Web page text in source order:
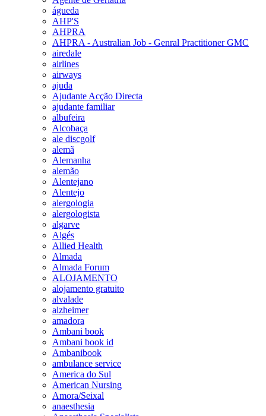
águeda
AHP'S
AHPRA
AHPRA - Australian Job - Genral Practitioner GMC
airedale
airlines
airways
ajuda
Ajudante Acção Directa
ajudante familiar
albufeira
Alcobaça
ale discgolf
alemã
Alemanha
alemão
Alentejano
Alentejo
alergologia
alergologista
algarve
Algés
Allied Health
Almada
Almada Forum
ALOJAMENTO
alojamento gratuito
alvalade
alzheimer
amadora
Ambani book
Ambani book id
Ambanibook
ambulance service
America do Sul
American Nursing
Amora/Seixal
anaesthesia